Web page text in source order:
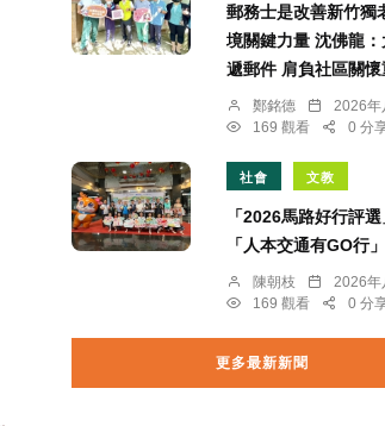
郵務士是改善新竹獨
境關鍵力量 沈佛龍
遞郵件 肩負社區關懷
鄭銘德
2026年
169 觀看
0 分
社會 文教
「2026馬路好行評
「人本交通有GO行
陳朝枝
2026年
169 觀看
0 分
更多最新新聞